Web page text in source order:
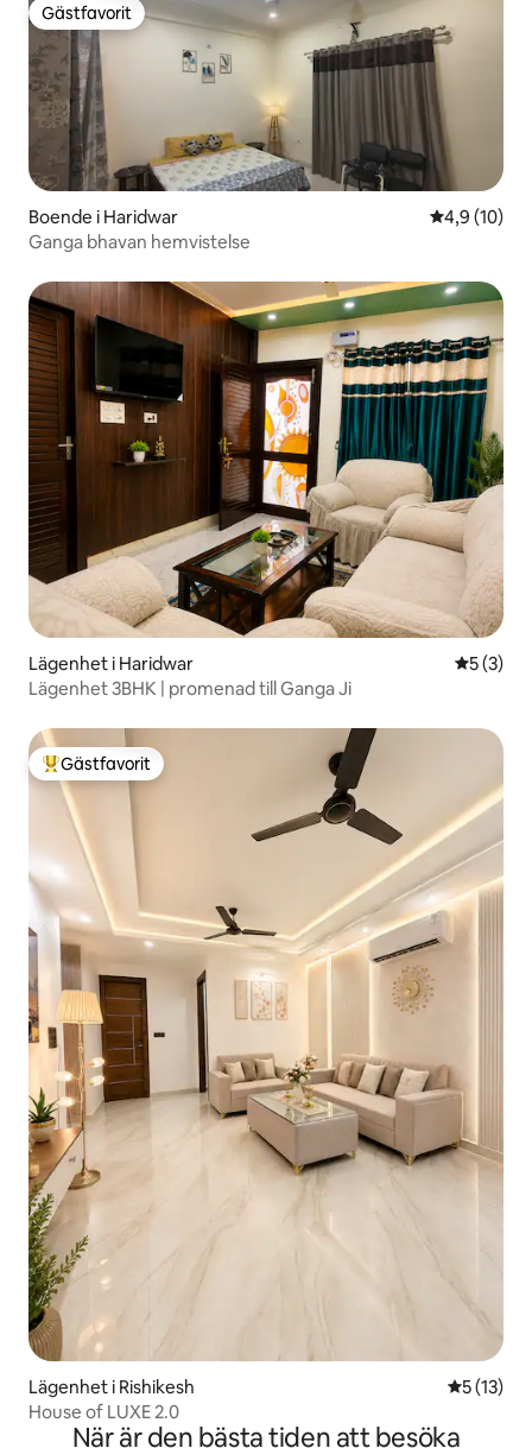
Gästfavorit
Gästfavorit
Boende i Haridwar 4,9 av 5 i
4,9 (10)
Ganga bhavan hemvistelse
Lägenhet i Haridwar 5 av 5 i
5 (3)
Lägenhet 3BHK | promenad till Ganga Ji
Populär gästfavorit
Gästfavorit
Lägenhet i Rishikesh 5 av 5 i
5 (13)
House of LUXE 2.0
När är den bästa tiden att besöka